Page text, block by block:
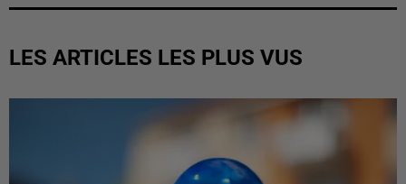
LES ARTICLES LES PLUS VUS